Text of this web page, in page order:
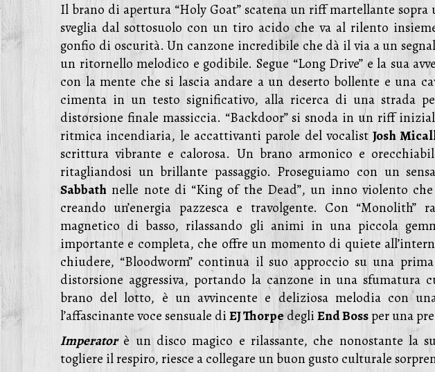
Il brano di apertura “Holy Goat” scatena un riff martellante
sveglia dal sottosuolo con un tiro acido che va al rilento
gonfio di oscurità. Un canzone incredibile che dà il via a un
un ritornello melodico e godibile. Segue “Long Drive” e la sua
con la mente che si lascia andare a un deserto bollente e una
cimenta in un testo significativo, alla ricerca di una strada
distorsione finale massiccia. “Backdoor” si snoda in un riff
ritmica incendiaria, le accattivanti parole del vocalist Josh
scrittura vibrante e calorosa. Un brano armonico e
ritagliandosi un brillante passaggio. Proseguiamo con un
Sabbath nelle note di “King of the Dead”, un inno violento
creando un’energia pazzesca e travolgente. Con
magnetico di basso, rilassando gli animi in una piccola
importante e completa, che offre un momento di quiete
chiudere, “Bloodworm” continua il suo approccio su una
distorsione aggressiva, portando la canzone in una sfumatura
brano del lotto, è un avvincente e deliziosa melodia con
l’affascinante voce sensuale diEJ ThorpedegliEnd Bossper una
Imperatorè un disco magico e rilassante, che nonostante la
togliere il respiro, riesce a collegare un buon gusto culturale